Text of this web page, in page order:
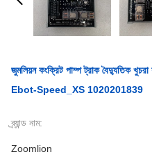
জুমলিয়ন কংক্রিট পাম্প ট্রাক বৈদ্যুতিক খুচরা
Ebot-Speed_XS 1020201839
ব্র্যান্ড নাম:
Zoomlion